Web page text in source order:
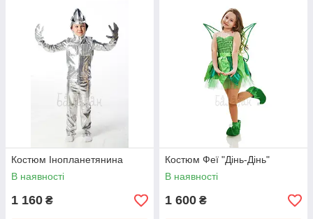
Костюм Інопланетянина
В наявності
1 160 ₴
Костюм Феї "Дінь-Дінь"
В наявності
1 600 ₴